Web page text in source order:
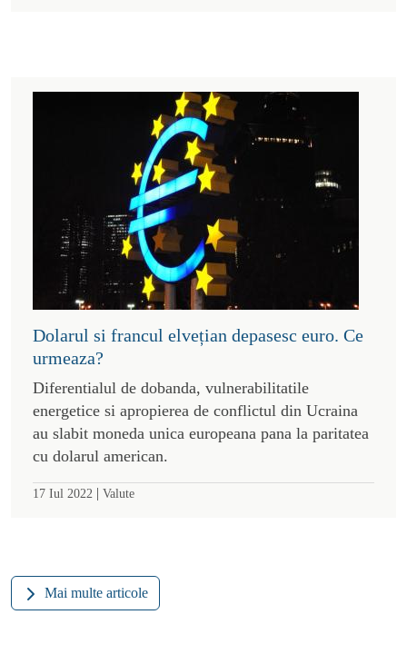
Dolarul si francul elvețian depasesc euro. Ce
urmeaza?
Diferentialul de dobanda, vulnerabilitatile
energetice si apropierea de conflictul din Ucraina
au slabit moneda unica europeana pana la paritatea
cu dolarul american.
17 Iul 2022 | Valute
Mai multe articole